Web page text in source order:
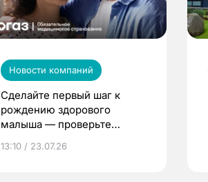
Новости компаний
Сделайте первый шаг к
рождению здорового
малыша — проверьте
по ОМС!
13:10 / 23.07.26